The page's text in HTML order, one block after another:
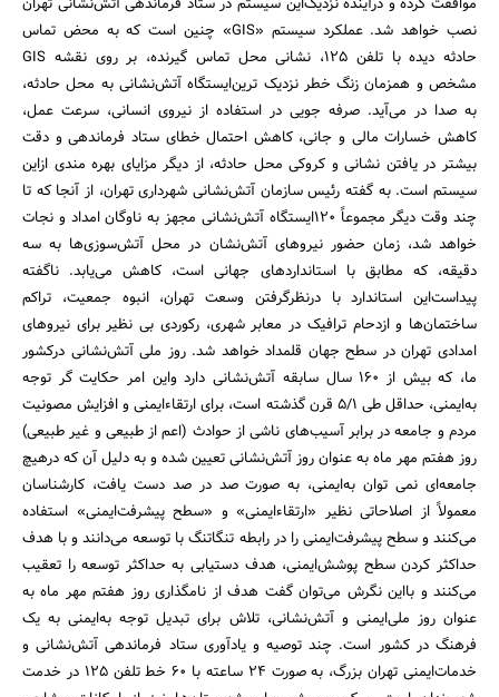
نصب خواهد شد. عملکرد سیستم «GIS» چنین است که به محض تماس
حادثه دیده با تلفن 125، ‌نشانی محل تماس گیرنده، ‌بر روی نقشه GIS
مشخص و همزمان زنگ خطر نزدیک ترین‌ایستگاه آتش‌نشانی به محل حادثه،
به صدا در می‌آید. صرفه جویی در استفاده از نیروی انسانی، ‌سرعت عمل،
‌کاهش خسارات مالی و جانی، ‌کاهش احتمال خطای ستاد فرماندهی و دقت
بیشتر در یافتن نشانی و کروکی محل حادثه، ‌از دیگر مزایای بهره مندی از‌این
سیستم است. به گفته رئیس سازمان آتش‌نشانی شهرداری تهران، از آنجا که تا
چند وقت دیگر مجموعاً 120‌ایستگاه آتش‌نشانی مجهز به ناوگان امداد و نجات
خواهد شد، ‌زمان حضور نیروهای آتش‌نشان در محل آتش‌سوزی‌ها به سه
دقیقه، ‌که مطابق با استانداردهای جهانی است، کاهش می‌یابد. ناگفته
پیداست‌این استاندارد با درنظرگرفتن وسعت تهران، انبوه جمعیت، تراکم
ساختمان‌ها و ازدحام ترافیک در معابر شهری، ‌رکوردی بی نظیر برای نیروهای
امدادی تهران در سطح جهان قلمداد خواهد شد. روز ملی آتش‌نشانی درکشور
ما، که بیش از 160 سال سابقه آتش‌نشانی دارد و‌این امر حکایت گر توجه
به‌ایمنی، حداقل طی 5/1 قرن گذشته است، برای ارتقاء‌ایمنی و افزایش مصونیت
مردم و جامعه در برابر آسیب‌های ناشی از حوادث (اعم از طبیعی و غیر طبیعی)‌
روز هفتم مهر ماه به عنوان روز آتش‌نشانی تعیین شده و به دلیل آن که درهیچ
جامعه‌ای نمی توان به‌ایمنی، به صورت صد در صد دست یافت، ‌کارشناسان
معمولاً از اصلاحاتی نظیر «ارتقاء‌‌ایمنی» و «سطح پیشرفت‌ایمنی» استفاده
می‌کنند و سطح پیشرفت‌ایمنی را در رابطه تنگاتنگ با توسعه می‌دانند و با هدف
حداکثر کردن سطح پوشش‌ایمنی، ‌هدف دستیابی به حداکثر توسعه را تعقیب
می‌کنند و با‌این نگرش می‌توان گفت هدف از نامگذاری روز هفتم مهر ماه به
عنوان روز ملی‌ایمنی و آتش‌نشانی، تلاش برای تبدیل توجه به‌ایمنی به یک
فرهنگ در کشور است. چند توصیه و یادآوری ستاد فرماندهی آتش‌نشانی و
خدمات‌ایمنی تهران بزرگ، ‌به صورت 24 ساعته با 60 خط تلفن 125 در خدمت